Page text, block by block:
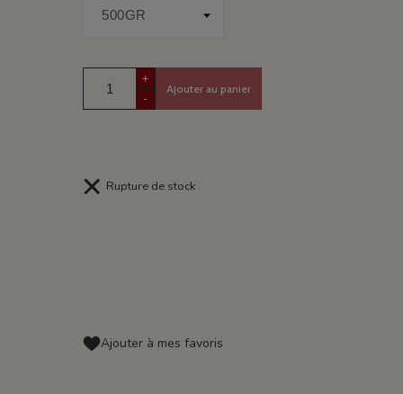
+
-
Ajouter au panier
Rupture de stock
Ajouter à mes favoris